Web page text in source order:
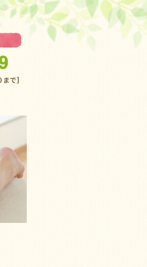
渋谷 女性専